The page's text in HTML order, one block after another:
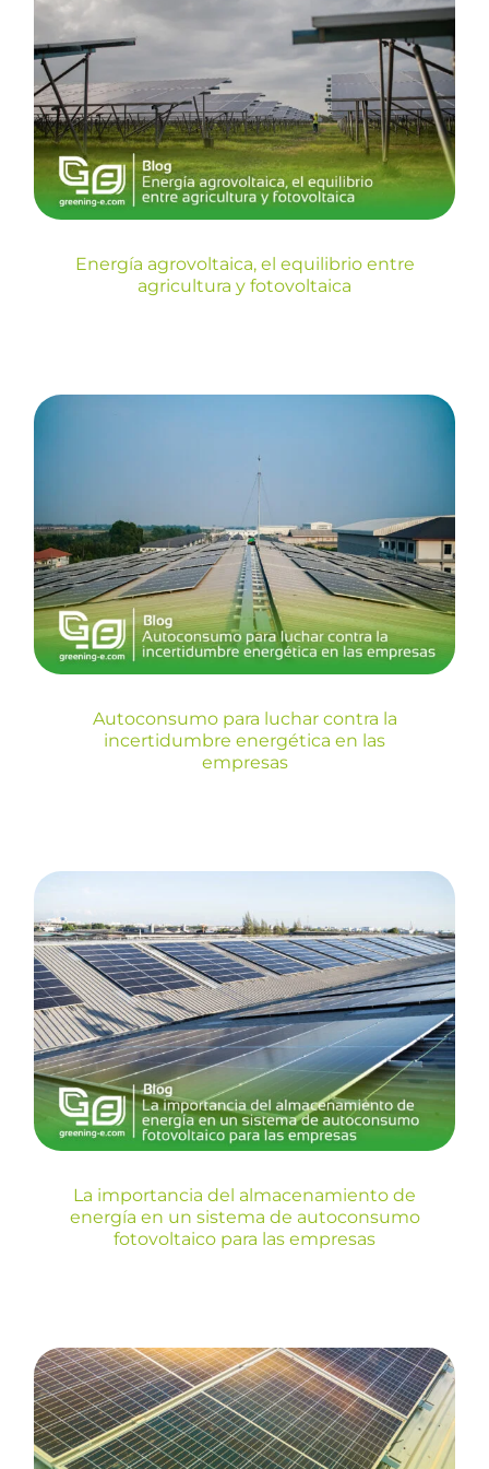
Energía agrovoltaica, el
equilibrio entre agricultura y
fotovoltaica
Blog
Energía agrovoltaica, el equilibrio entre
agricultura y fotovoltaica
Autoconsumo para luchar
contra la incertidumbre
energética en las empresas
Blog
Autoconsumo para luchar contra la
incertidumbre energética en las
empresas
La importancia del
almacenamiento de energía
en un sistema de
autoconsumo fotovoltaico
para las empresas
Blog
La importancia del almacenamiento de
energía en un sistema de autoconsumo
fotovoltaico para las empresas
Todas las cubiertas deberían